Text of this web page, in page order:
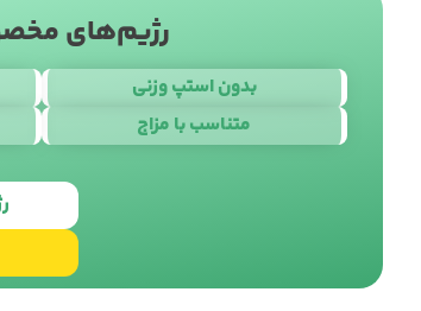
رژیم‌های
بدون استپ وزنی
متناسب با مزاج